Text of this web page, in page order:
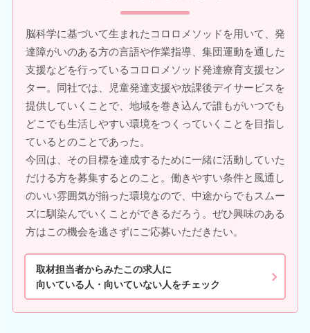
脳科学に基づいて生まれたコロロメソッドを用いて、発
達障がいのある方の言語や作業指導、集団運動を通した
支援などを行っているコロロメソッド発達療育支援セン
ター。同社では、児童発達支援や放課後デイサービスを
提供していくことで、地域を巻き込んで誰もがいつでも
どこでも生活しやすい環境をつくっていくことを目指し
ているとのことであった。
今回は、その目標を達成するために一緒に活動していた
だける方を募集するとのこと。働きやすい条件と風通し
のいい雰囲気が揃った環境なので、中途からでもスムー
ズに馴染んでいくことができるだろう。ぜひ興味のある
方はこの機会を逃さずにご応募いただきたい。
取材担当者からみたこの求人に
向いている人・向いていない人をチェック